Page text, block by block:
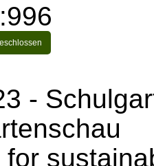
-
for